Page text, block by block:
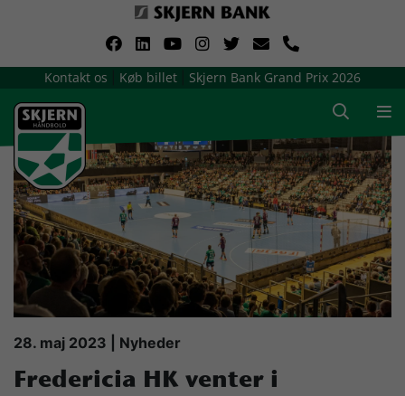
Kontakt os Køb billet Skjern Bank Grand Prix 2026
Om Skjern Håndbold
Ligatruppen
Sponsorer
Billetsalg / sæsonkort
Presse
Samarbejdsklubber
28. maj 2023 | Nyheder
Fredericia HK venter i